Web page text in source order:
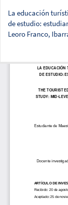
La educación
de estudio:
Leoro Franco,